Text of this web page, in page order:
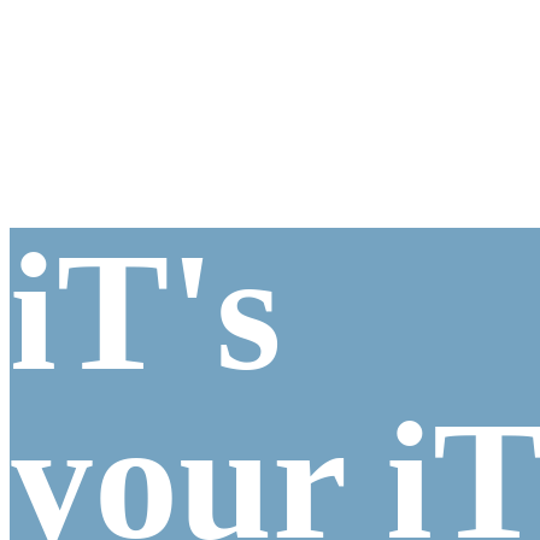
iT's
your